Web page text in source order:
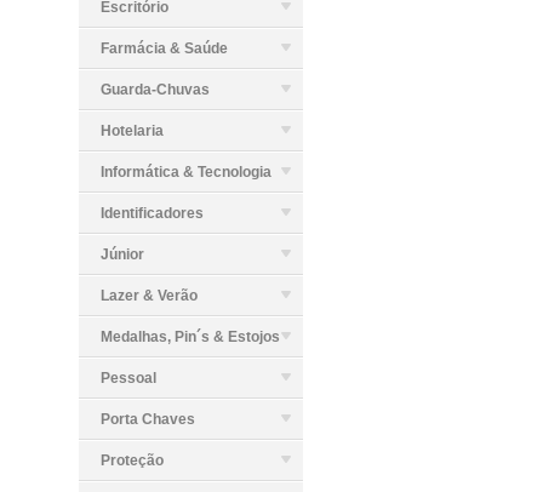
Escritório
Farmácia & Saúde
Guarda-Chuvas
Hotelaria
Informática & Tecnologia
Identificadores
Júnior
Lazer & Verão
Medalhas, Pin´s & Estojos
Pessoal
Porta Chaves
Proteção